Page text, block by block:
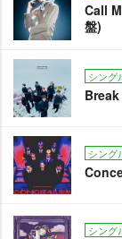
Call
盤)
シング
シング
シング